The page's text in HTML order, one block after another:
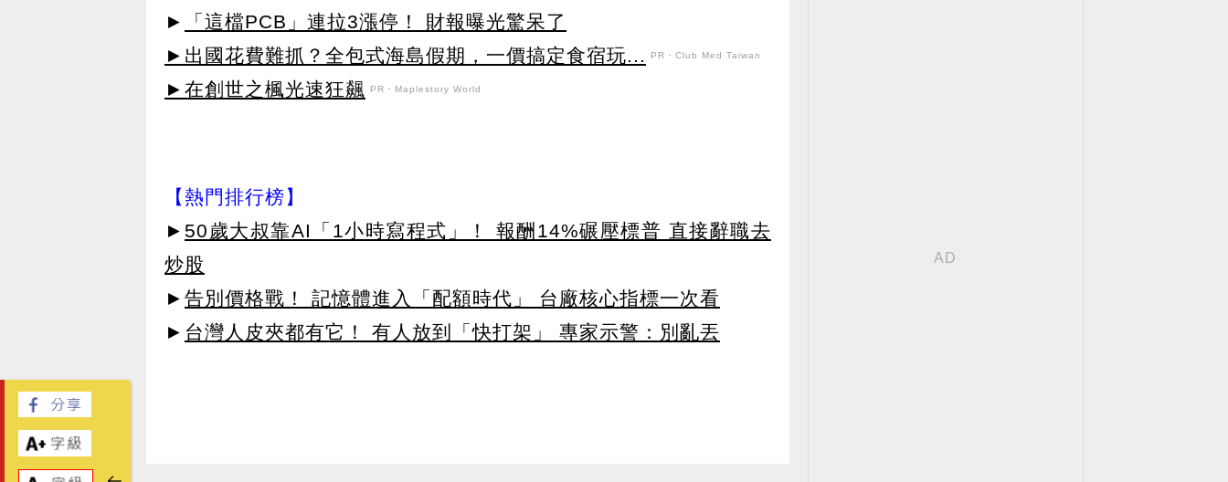
►
「這檔PCB」連拉3漲停！ 財報曝光驚呆了
►出國花費難抓？全包式海島假期，一價搞定食宿玩...
PR・Club Med Taiwan
►在創世之楓光速狂飆 PR・Maplestory World
【熱門排行榜】
► 50歲大叔靠AI「1小時寫程式」！ 報酬14%碾壓標普 直接辭職去
炒股
► 告別價格戰！ 記憶體進入「配額時代」 台廠核心指標一次看
► 台灣人皮夾都有它！ 有人放到「快打架」 專家示警：別亂丟